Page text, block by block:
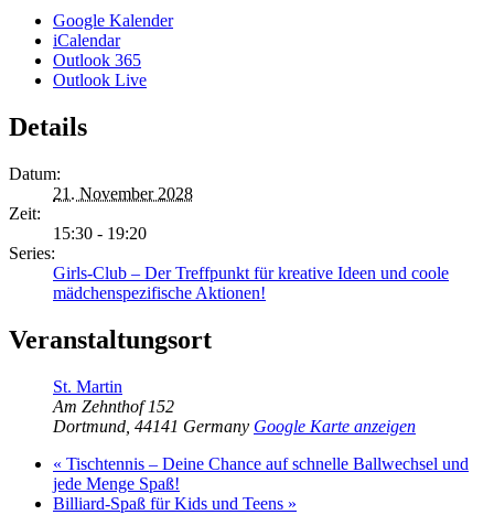
Google Kalender
iCalendar
Outlook 365
Outlook Live
Details
Datum:
21. November 2028
Zeit:
15:30 - 19:20
Series:
Girls-Club – Der Treffpunkt für kreative Ideen und coole
mädchenspezifische Aktionen!
Veranstaltungsort
St. Martin
Am Zehnthof 152
Dortmund 44141 Germany Google Karte anzeigen
« Tischtennis – Deine Chance auf schnelle Ballwechsel und
jede Menge Spaß!
Billiard-Spaß für Kids und Teens »